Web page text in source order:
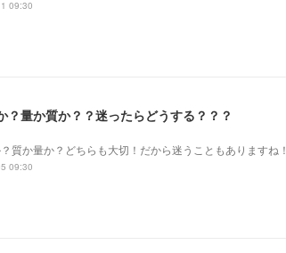
09:30
？量か質か？？迷ったらどうする？？？
質か量か？ どちらも大切！だから迷うこともありますね！
09:30